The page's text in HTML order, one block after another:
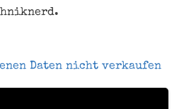
Daten nicht verkaufen